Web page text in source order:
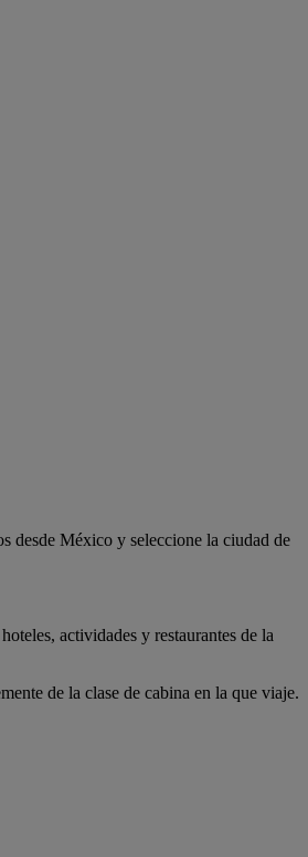
desde México y seleccione la ciudad de
actividades y restaurantes de la
de la clase de cabina en la que viaje.